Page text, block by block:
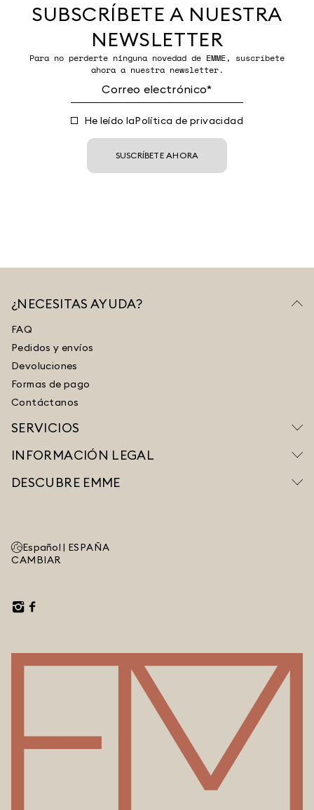
SUBSCRÍBETE A NUESTRA
NEWSLETTER
Para no perderte ninguna novedad de EMME, suscríbete
ahora a nuestra newsletter.
He leído laPolítica de privacidad
SUSCRÍBETE AHORA
¿NECESITAS AYUDA?
FAQ
Pedidos y envíos
Devoluciones
Formas de pago
Contáctanos
SERVICIOS
INFORMACIÓN LEGAL
DESCUBRE EMME
Español | ESPAÑA
CAMBIAR